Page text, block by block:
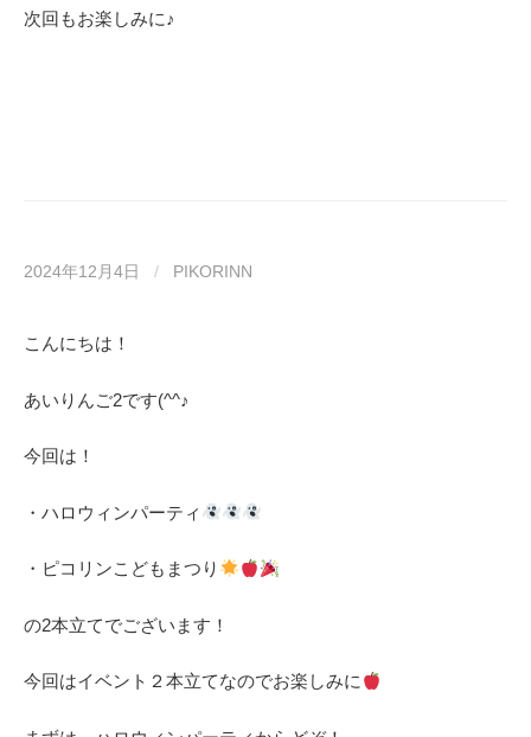
次回もお楽しみに♪
2024年12月4日 / PIKORINN
こんにちは！
あいりんご2です(^^♪
今回は！
・ハロウィンパーティ
・ピコリンこどもまつり
の2本立てでございます！
今回はイベント２本立てなのでお楽しみに